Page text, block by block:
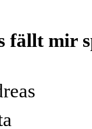
fällt mir